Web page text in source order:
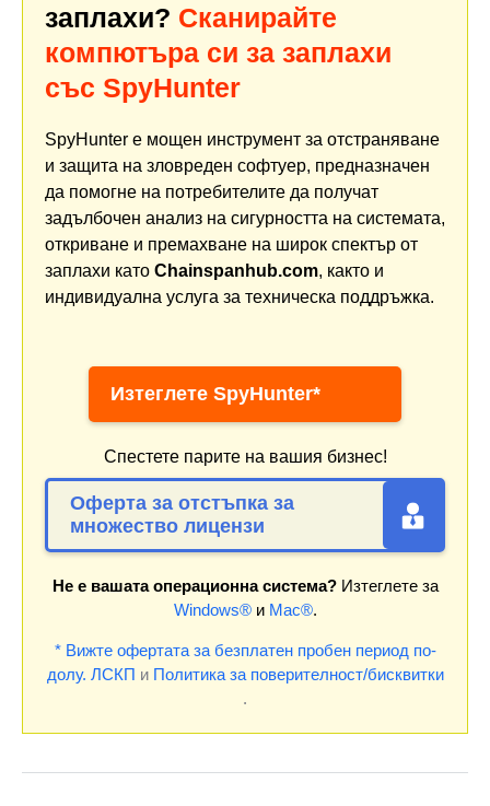
заплахи? Сканирайте
компютъра си за заплахи
със SpyHunter
SpyHunter е мощен инструмент за отстраняване
и защита на зловреден софтуер, предназначен
да помогне на потребителите да получат
задълбочен анализ на сигурността на системата,
откриване и премахване на широк спектър от
заплахи като Chainspanhub.com, както и
индивидуална услуга за техническа поддръжка.
Изтеглете SpyHunter*
Спестете парите на вашия бизнес!
Оферта за отстъпка за
множество лицензи
Не е вашата операционна система?Изтеглете за
Windows®и Mac®.
* Вижте офертата за безплатен пробен период по-
долу. ЛСКП и Политика за поверителност/бисквитки
.